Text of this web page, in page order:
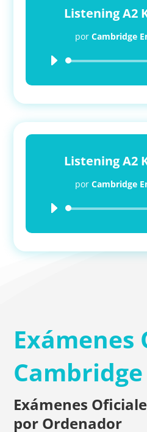
Listening A2
por Cambridge
Listening A2
por Cambridge
Exámenes
Exámenes
por Ordenador